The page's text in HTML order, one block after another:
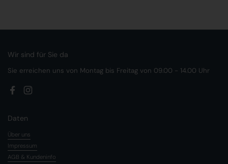
Wir sind für Sie da
Sie erreichen uns von Montag bis Freitag von 09.00 - 14.00 Uhr
FacebookInstagram
Daten
Über uns
Impressum
AGB & Kundeninfo